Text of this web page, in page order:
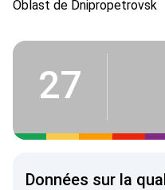
Oblast de Dnipropetrovsk
27
Données sur la